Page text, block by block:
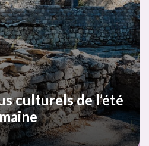
culturels de l’été